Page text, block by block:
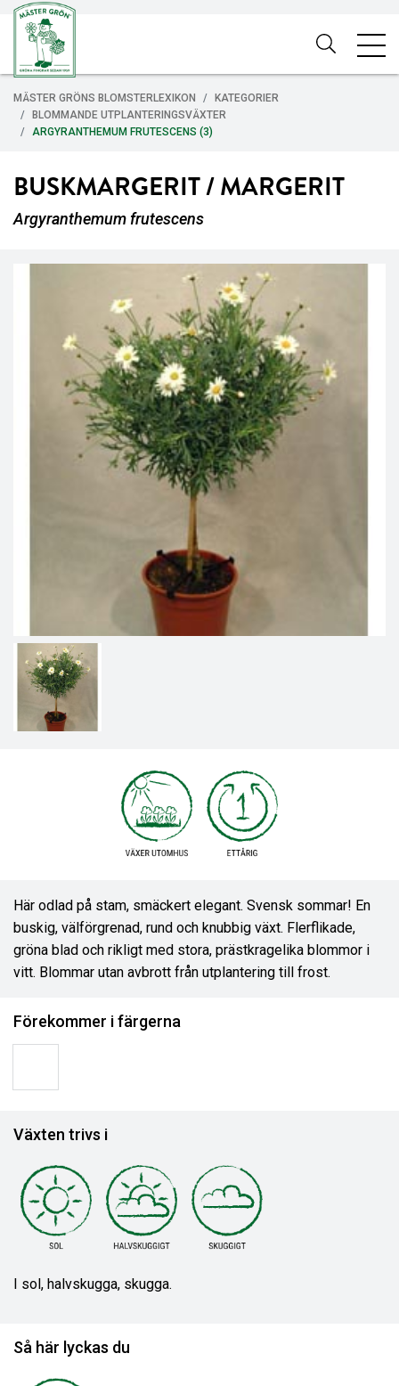
MÄSTER GRÖNS BLOMSTERLEXIKON
KATEGORIER
BLOMMANDE UTPLANTERINGSVÄXTER
ARGYRANTHEMUM FRUTESCENS (3)
BUSKMARGERIT / MARGERIT
Argyranthemum frutescens
Här odlad på stam, smäckert elegant. Svensk sommar! En
buskig, välförgrenad, rund och knubbig växt. Flerflikade,
gröna blad och rikligt med stora, prästkragelika blommor i
vitt. Blommar utan avbrott från utplantering till frost.
Förekommer i färgerna
Växten trivs i
I sol, halvskugga, skugga.
Så här lyckas du